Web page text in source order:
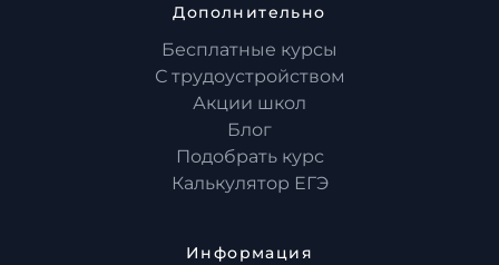
Дополнительно
Бесплатные курсы
С трудоустройством
Акции школ
Блог
Подобрать курс
Калькулятор ЕГЭ
Информация